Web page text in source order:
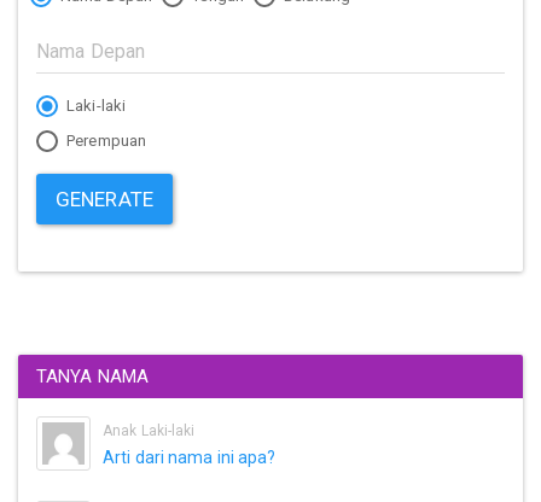
Laki-laki
Perempuan
GENERATE
TANYA NAMA
Anak Laki-laki
Arti dari nama ini apa?